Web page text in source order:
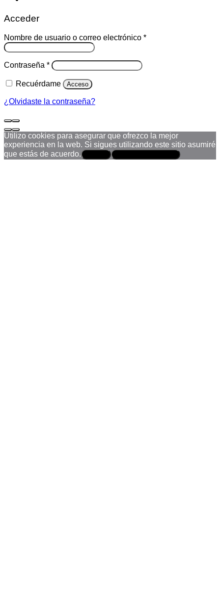
Acceder
Nombre de usuario o correo electrónico *Obligatorio
Contraseña *Obligatorio
Recuérdame Acceso
¿Olvidaste la contraseña?
Utilizo cookies para asegurar que ofrezco la mejor
experiencia en la web. Si sigues utilizando este sitio asumiré
que estás de acuerdo.